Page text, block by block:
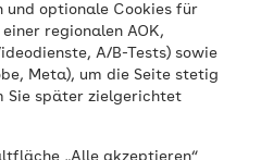
und optionale Cookies für
regionalen AOK,
A/B-Tests) sowie
Meta), um die Seite stetig
Sie später zielgerichtet
„Alle akzeptieren“
für